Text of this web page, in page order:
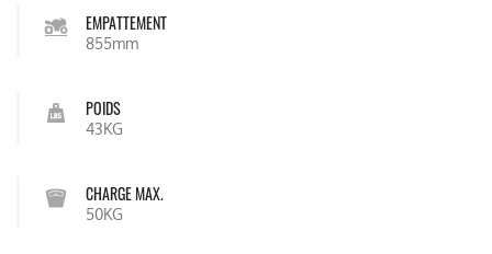
EMPATTEMENT
855mm
POIDS
43KG
CHARGE MAX.
50KG